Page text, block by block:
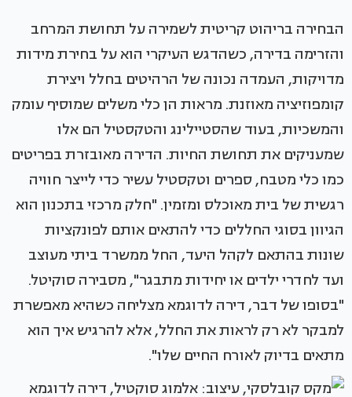
הבחירה בריהוט קריטית לשמירה על תחושת המרחב
והזרימה בדירה, כשהדגש העיקרי הוא על בחירת מידות
מדויקות, העמדה נכונה של הרהיטים בחלל ויצירת
קומפוזיציה מאוזנת. מראות הן כלי משלים שמוסיף עומק
והמשכיות, בעוד שהסטיילינג והטקסטיל הם אלו
שמעניקים את תחושת החיות. הדירה מאובזרת בפריטים
כמו כלי מטבח, ספרים וטקסטיל עשיר כדי לייצר חוויה
רגשית של בית מאוכלס ומזמין. "חלק מרכזי בתכנון הוא
הגיוון בסוגי החללים כדי להתאים אותם לפונקציות
שונות בהתאם לקהל היעד, החל ממשרד ביתי מעוצב
ועד לחדרי ילדים או יחידות מתבגר", מסבירה סוקיטל.
"בסופו של דבר, דירה לדוגמא מצליחה כשהיא מאפשרת
למבקר לא רק לראות את החלל, אלא להרגיש איך הוא
מתאים בדיוק לאורח החיים שלו".